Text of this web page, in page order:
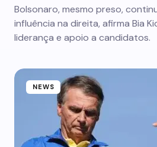
Bolsonaro, mesmo preso,
influência na direita, afirma Bia
liderança e apoio a candidatos.
NEWS